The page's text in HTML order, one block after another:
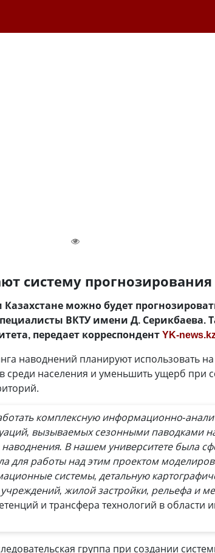
систему
Казахстане можно будет
ВКТУ имени Д. Серикбаева.
передает корреспондентYK-
наводнений планируют использовать
среди населения и уменьшить ущерб при
комплексную информационно-
вызываемых сезонными паводками
В нашем университете была
для работы над этим проектом
системы, детальную
жилой застройки, рельефа и
и трансфера технологий в
группа при создании